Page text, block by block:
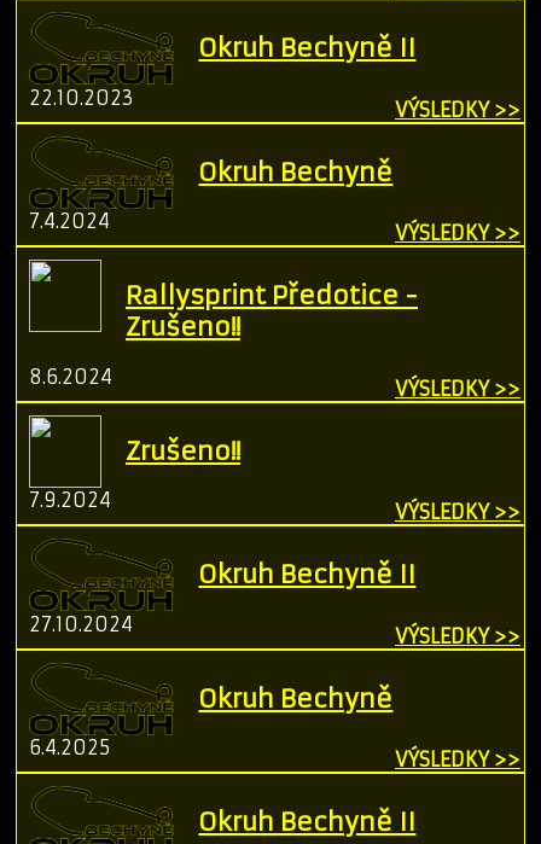
Okruh Bechyně II
22.10.2023 VÝSLEDKY >>
Okruh Bechyně
7.4.2024 VÝSLEDKY >>
Rallysprint Předotice -
Zrušeno!!
8.6.2024 VÝSLEDKY >>
Zrušeno!!
7.9.2024 VÝSLEDKY >>
Okruh Bechyně II
27.10.2024 VÝSLEDKY >>
Okruh Bechyně
6.4.2025 VÝSLEDKY >>
Okruh Bechyně II